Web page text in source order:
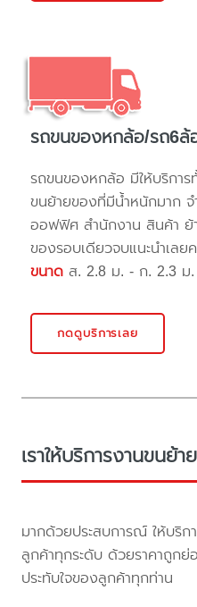
รถขนของหกล้อ/รถ6ล้
รถขนของหกล้อ มีให้บริกา
ขนย้ายของที่มีน้ำหนักมาก จ
ออฟฟิศ สำนักงาน สินค้า
ของรอบเดียวจบแนะนำเลย
ขนาด ส. 2.8 ม. - ก. 2.3 ม
กดดูบริการเลย
เราให้บริการงานขนย้
มากด้วยประสบการณ์ ให้บริ
ลูกค้าทุกระดับ ด้วยราคาถูก
ประทับใจของลูกค้าทุกท่าน